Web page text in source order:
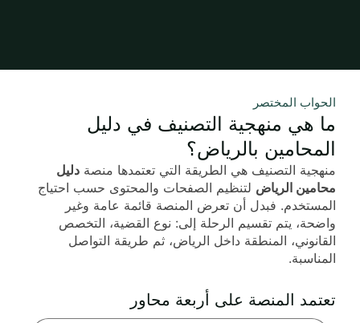
الحواب المختصر
ما هي منهجية التصنيف في دليل
المحامين بالرياض؟
منهجية التصنيف هي الطريقة التي تعتمدها منصة دليل
محامين الرياض لتنظيم الصفحات والمحتوى حسب احتياج
المستخدم. فبدل أن تعرض المنصة قائمة عامة وغير
واضحة، يتم تقسيم الرحلة إلى: نوع القضية، التخصص
القانوني، المنطقة داخل الرياض، ثم طريقة التواصل
المناسبة.
تعتمد المنصة على أربعة محاور